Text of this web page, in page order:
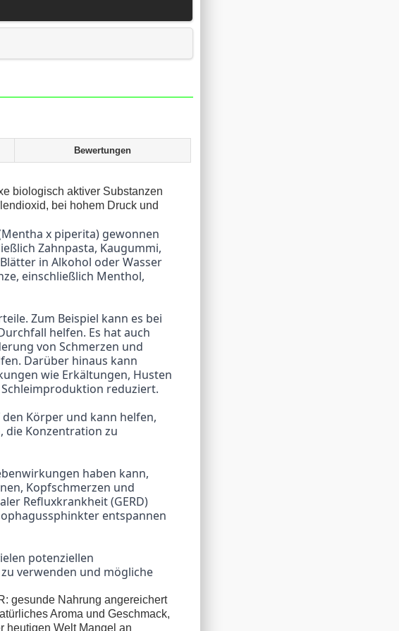
Bewertungen
biologisch aktiver Substanzen
bei hohem Druck und
Zahnpasta, Kaugummi,
in Alkohol oder Wasser
einschließlich Menthol,
helfen. Es hat auch
von Schmerzen und
Darüber hinaus kann
wie Erkältungen, Husten
reduziert.
die Konzentration zu
Kopfschmerzen und
Refluxkrankheit (GERD)
entspannen
verwenden und mögliche
gesunde Nahrung angereichert
Aroma und Geschmack,
heutigen Welt Mangel an